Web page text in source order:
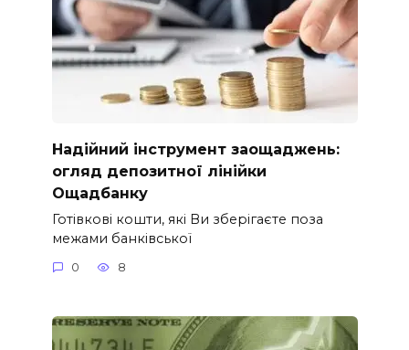
Надійний інструмент заощаджень:
огляд депозитної лінійки
Ощадбанку
Готівкові кошти, які Ви зберігаєте поза
межами банківської
0 8